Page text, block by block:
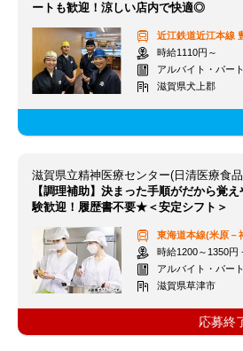
ートも歓迎！涼しい店内で快適◎
近江鉄道近江本線
時給1110円～
アルバイト・パート
滋賀県犬上郡
【調理補助】決まった手順がだから覚
験歓迎！履歴書不要★＜安定シフト＞
東海道本線(米原－
時給1200～1350円 +交
アルバイト・パート
滋賀県草津市
応募終